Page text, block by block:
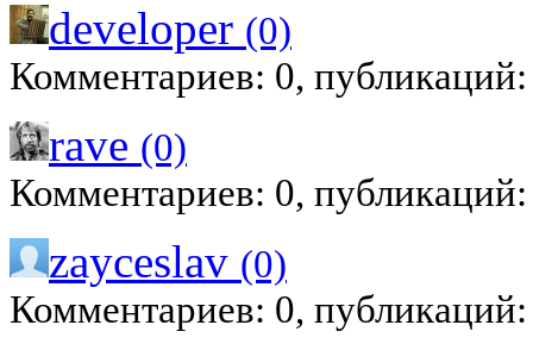
developer (0)
Комментариев: 0,
rave (0)
Комментариев: 0,
zayceslav (0)
Комментариев: 0,